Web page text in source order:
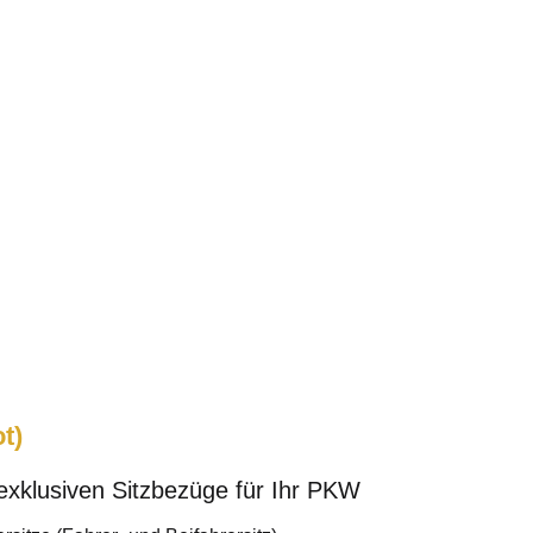
Sitzbezüge für Ihr PKW